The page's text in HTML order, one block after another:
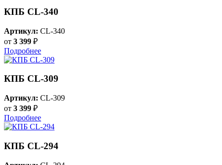
КПБ CL-340
Артикул: CL-340
от 3 399 ₽
Подробнее
КПБ CL-309
Артикул: CL-309
от 3 399 ₽
Подробнее
КПБ CL-294